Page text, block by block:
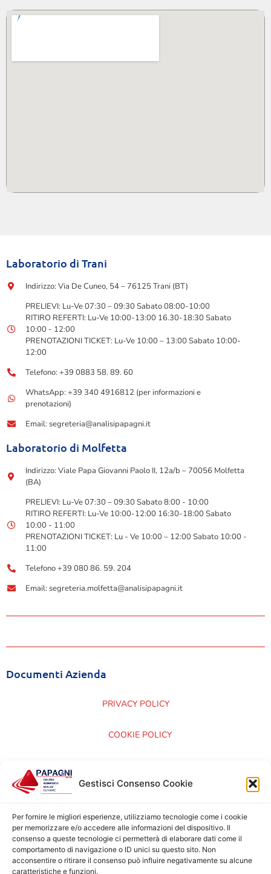
Gestisci Consenso Cookie
Per fornire le migliori esperienze, utilizziamo tecnologie come i cookie
per memorizzare e/o accedere alle informazioni del dispositivo. Il
consenso a queste tecnologie ci permetterà di elaborare dati come il
comportamento di navigazione o ID unici su questo sito. Non
acconsentire o ritirare il consenso può influire negativamente su alcune
caratteristiche e funzioni.
Laboratorio di Trani
Indirizzo: Via De Cuneo, 54 – 76125 Trani (BT)
PRELIEVI: Lu-Ve 07:30 – 09:30 Sabato 08:00-10:00
RITIRO REFERTI: Lu-Ve 10:00-13:00 16.30-18:30 Sabato
10:00 - 12:00
PRENOTAZIONI TICKET: Lu-Ve 10:00 – 13:00 Sabato 10:00-
12:00
Telefono: +39 0883 58. 89. 60
WhatsApp: +39 340 4916812 (per informazioni e
prenotazioni)
Email: segreteria@analisipapagni.it
Laboratorio di Molfetta
Indirizzo: Viale Papa Giovanni Paolo II, 12a/b – 70056 Molfetta
(BA)
PRELIEVI: Lu-Ve 07:30 – 09:30 Sabato 8:00 - 10:00
RITIRO REFERTI: Lu-Ve 10:00-12:00 16:30-18:00 Sabato
10:00 - 11:00
PRENOTAZIONI TICKET: Lu - Ve 10:00 – 12:00 Sabato 10:00 -
11:00
Telefono +39 080 86. 59. 204
Email: segreteria.molfetta@analisipapagni.it
Documenti Azienda
PRIVACY POLICY
COOKIE POLICY